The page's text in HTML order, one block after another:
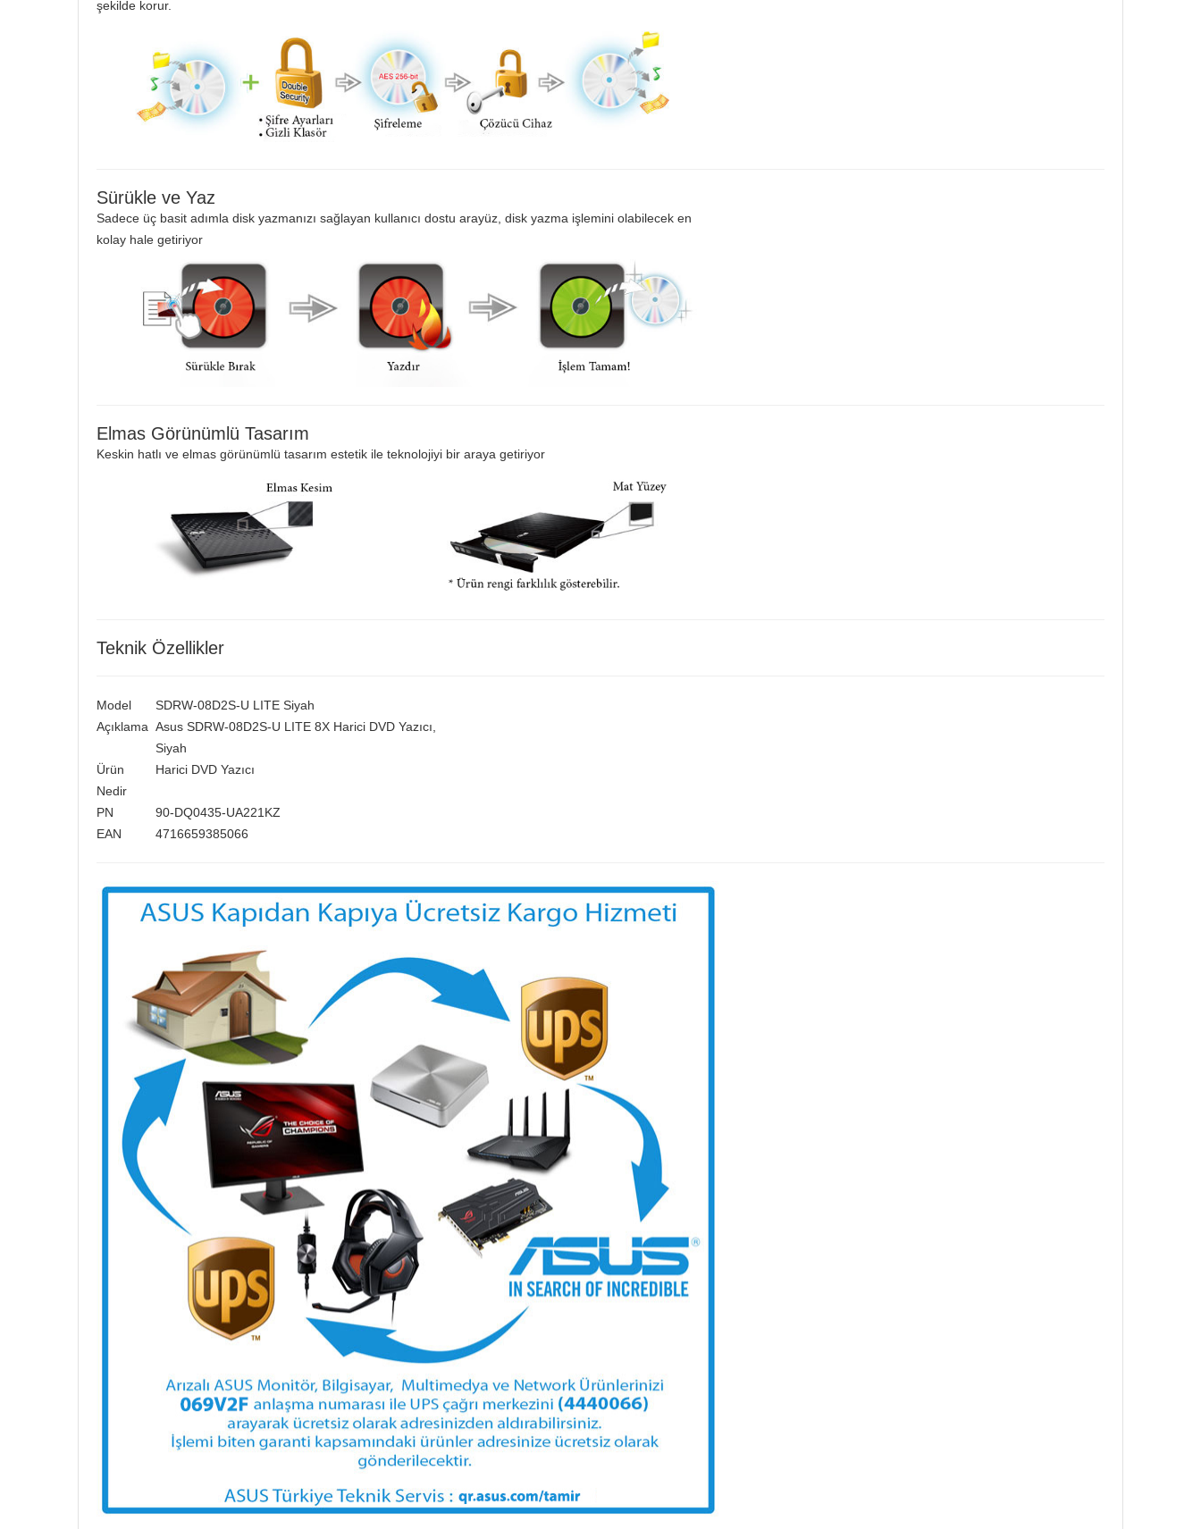
şekilde korur.
Sürükle ve Yaz
Sadece üç basit adımla disk yazmanızı sağlayan kullanıcı dostu arayüz, disk yazma işlemini olabilecek en
kolay hale getiriyor
Elmas Görünümlü Tasarım
Keskin hatlı ve elmas görünümlü tasarım estetik ile teknolojiyi bir araya getiriyor
Teknik Özellikler
Model
SDRW-08D2S-U LITE Siyah
Açıklama Asus SDRW-08D2S-U LITE 8X Harici DVD Yazıcı,
Siyah
Ürün
Nedir
Harici DVD Yazıcı
PN
90-DQ0435-UA221KZ
EAN
4716659385066